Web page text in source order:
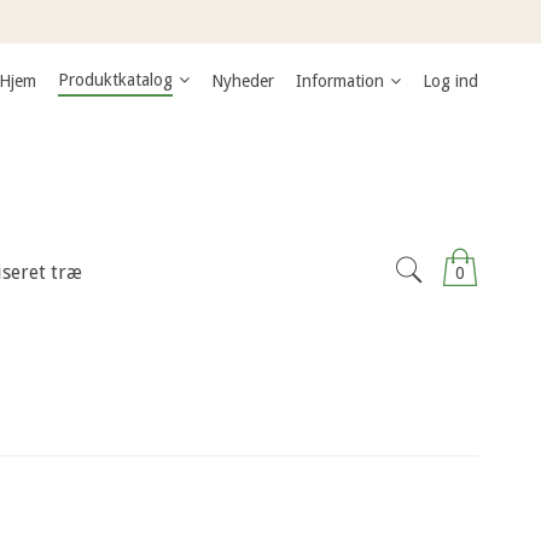
Hjem Produktkatalog Nyheder Information Log ind
0
træ